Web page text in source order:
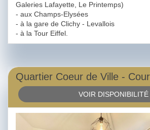
Galeries Lafayette, Le Printemps)
- aux Champs-Elysées
- à la gare de Clichy - Levallois
- à la Tour Eiffel.
Quartier Coeur de Ville -
VOIR DISPONIBILITÉ